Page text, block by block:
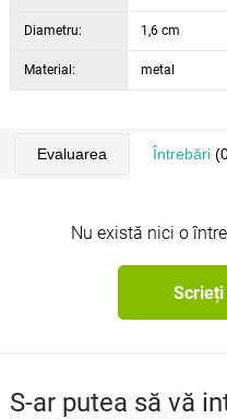
Diametru: 1,6 cm
Material: metal
Evaluarea Întrebări
Nu există nici o
S-ar putea să vă